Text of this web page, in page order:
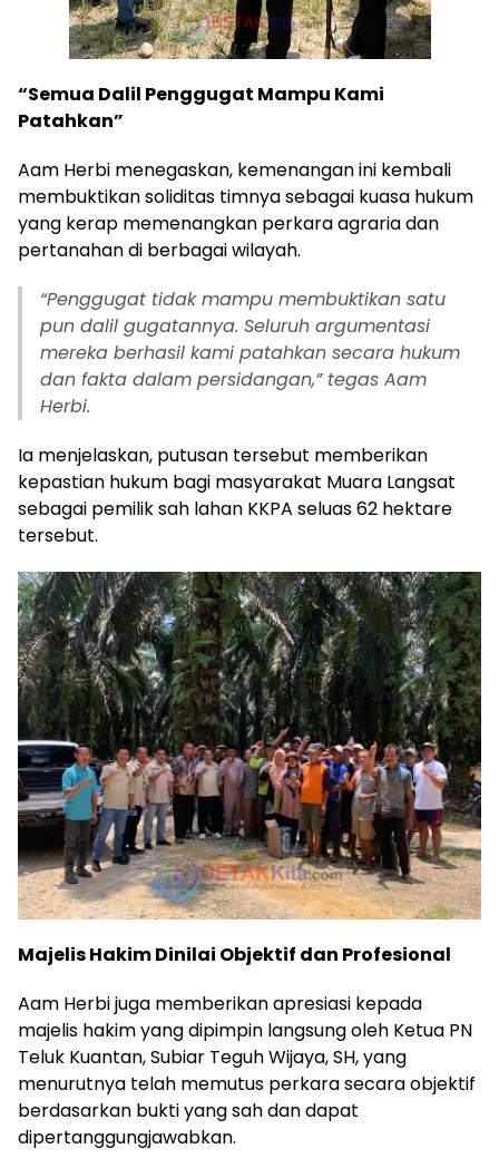
“Semua Dalil Penggugat Mampu Kami
Patahkan”
Aam Herbi menegaskan, kemenangan ini kembali
membuktikan soliditas timnya sebagai kuasa hukum
yang kerap memenangkan perkara agraria dan
pertanahan di berbagai wilayah.
“Penggugat tidak mampu membuktikan satu
pun dalil gugatannya. Seluruh argumentasi
mereka berhasil kami patahkan secara hukum
dan fakta dalam persidangan,” tegas Aam
Herbi.
Ia menjelaskan, putusan tersebut memberikan
kepastian hukum bagi masyarakat Muara Langsat
sebagai pemilik sah lahan KKPA seluas 62 hektare
tersebut.
Majelis Hakim Dinilai Objektif dan Profesional
Aam Herbi juga memberikan apresiasi kepada
majelis hakim yang dipimpin langsung oleh Ketua PN
Teluk Kuantan, Subiar Teguh Wijaya, SH, yang
menurutnya telah memutus perkara secara objektif
berdasarkan bukti yang sah dan dapat
dipertanggungjawabkan.